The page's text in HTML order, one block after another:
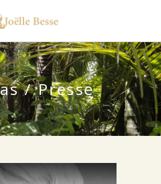
/ Presse